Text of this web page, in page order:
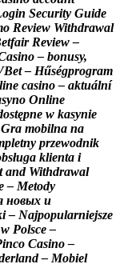
ogin Security Guide
o Review Withdrawal
etfair Review –
asino – bonusy,
Bet – Hűségprogram
line casino – aktuální
syno Online
ostępne w kasynie
Gra mobilna na
pletny przewodnik
bsługa klienta i
t and Withdrawal
– Metody
новых и
i – Najpopularniejsze
w Polsce –
inco Casino –
erland – Mobiel